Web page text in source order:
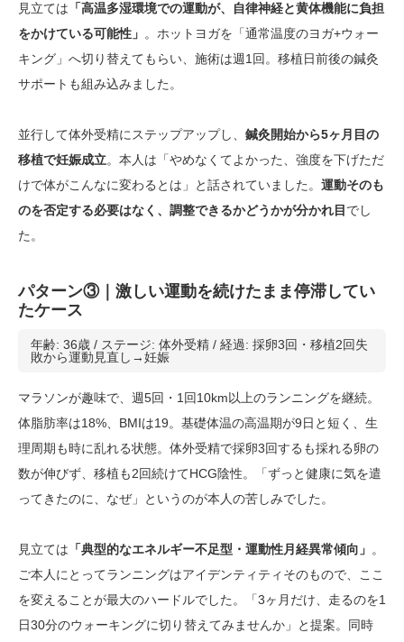
見立ては 「高温多湿環境での運動が、自律神経と黄体機能に負担
をかけている可能性」 。ホットヨガを「通常温度のヨガ+ウォー
キング」へ切り替えてもらい、施術は週1回。移植日前後の鍼灸
サポートも組み込みました。
並行して体外受精にステップアップし、 鍼灸開始から5ヶ月目の
移植で妊娠成立。本人は「やめなくてよかった、強度を下げただ
けで体がこんなに変わるとは」と話されていました。 運動そのも
のを否定する必要はなく、調整できるかどうかが分かれ目 でし
た。
パターン③｜激しい運動を続けたまま停滞してい
たケース
年齢: 36歳 / ステージ: 体外受精 / 経過: 採卵3回・移植2回失
敗から運動見直し→妊娠
マラソンが趣味で、週5回・1回10km以上のランニングを継続。
体脂肪率は18%、BMIは19。基礎体温の高温期が9日と短く、生
理周期も時に乱れる状態。体外受精で採卵3回するも採れる卵の
数が伸びず、移植も2回続けてHCG陰性。「ずっと健康に気を遣
ってきたのに、なぜ」というのが本人の苦しみでした。
見立ては 「典型的なエネルギー不足型・運動性月経異常傾向」 。
ご本人にとってランニングはアイデンティティそのもので、ここ
を変えることが最大のハードルでした。「3ヶ月だけ、走るのを1
日30分のウォーキングに切り替えてみませんか」と提案。同時